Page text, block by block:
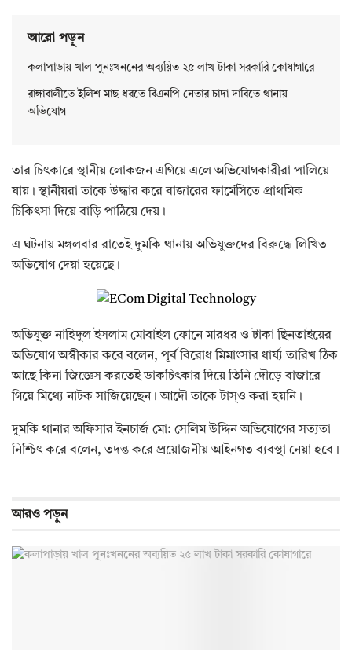
আরো পড়ুন
কলাপাড়ায় খাল পুনঃখননের অব্যয়িত ২৫ লাখ টাকা সরকারি কোষাগারে
রাঙ্গাবালীতে ইলিশ মাছ ধরতে বিএনপি নেতার চাদা দাবিতে থানায়
অভিযোগ
তার চিৎকারে স্থানীয় লোকজন এগিয়ে এলে অভিযোগকারীরা পালিয়ে
যায়। স্থানীয়রা তাকে উদ্ধার করে বাজারের ফার্মেসিতে প্রাথমিক
চিকিৎসা দিয়ে বাড়ি পাঠিয়ে দেয়।
এ ঘটনায় মঙ্গলবার রাতেই দুমকি থানায় অভিযুক্তদের বিরুদ্ধে লিখিত
অভিযোগ দেয়া হয়েছে।
অভিযুক্ত নাহিদুল ইসলাম মোবাইল ফোনে মারধর ও টাকা ছিনতাইয়ের
অভিযোগ অস্বীকার করে বলেন, পূর্ব বিরোধ মিমাংসার ধার্য্য তারিখ ঠিক
আছে কিনা জিজ্ঞেস করতেই ডাকচিৎকার দিয়ে তিনি দৌড়ে বাজারে
গিয়ে মিথ্যে নাটক সাজিয়েছেন। আদৌ তাকে টাস্ও করা হয়নি।
দুমকি থানার অফিসার ইনচার্জ মো: সেলিম উদ্দিন অভিযোগের সত্যতা
নিশ্চিৎ করে বলেন, তদন্ত করে প্রয়োজনীয় আইনগত ব্যবস্থা নেয়া হবে।
আরও পড়ুন